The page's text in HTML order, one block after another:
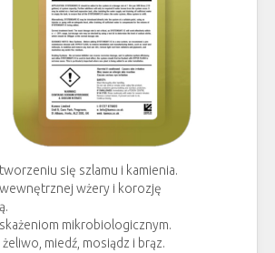
się szlamu i kamienia.
wżery i korozję
mikrobiologicznym.
miedź, mosiądz i brąz.